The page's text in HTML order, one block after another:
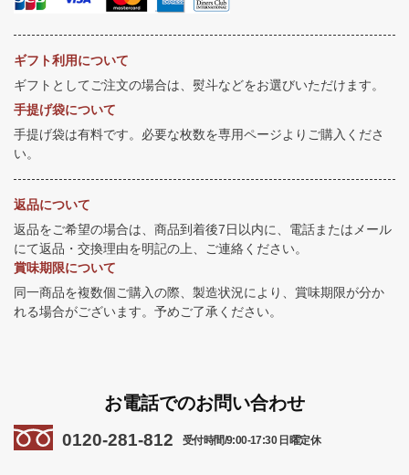
ギフト利用について
ギフトとしてご注文の場合は、熨斗などをお選びいただけます。
手提げ袋について
手提げ袋は有料です。必要な枚数を専用ページよりご購入くださ
い。
返品について
返品をご希望の場合は、商品到着後7日以内に、電話またはメール
にて返品・交換理由を明記の上、ご連絡ください。
賞味期限について
同一商品を複数個ご購入の際、製造状況により、賞味期限が分か
れる場合がございます。予めご了承ください。
お電話でのお問い合わせ
0120-281-812 受付時間/9:00-17:30 日曜定休